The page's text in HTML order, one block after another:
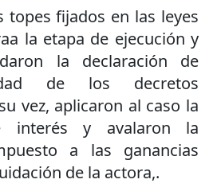
topes fijados en las leyes
la etapa de ejecución y
la declaración de
de los decretos
vez, aplicaron al caso la
interés y avalaron la
a las ganancias
de la actora,.